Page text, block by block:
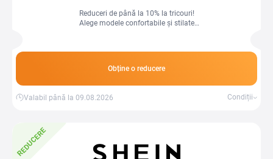
Reduceri de până la 10% la tricouri!
Alege modele confortabile și stilate
Obține o reducere
Valabil până la 09.08.2026 Condiții
REDUCERE